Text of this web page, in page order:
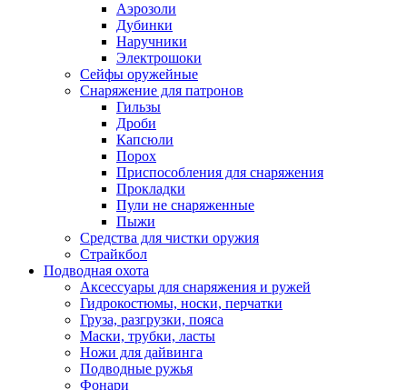
Аэрозоли
Дубинки
Наручники
Электрошоки
Сейфы оружейные
Снаряжение для патронов
Гильзы
Дроби
Капсюли
Порох
Приспособления для снаряжения
Прокладки
Пули не снаряженные
Пыжи
Средства для чистки оружия
Страйкбол
Подводная охота
Аксессуары для снаряжения и ружей
Гидрокостюмы, носки, перчатки
Груза, разгрузки, пояса
Маски, трубки, ласты
Ножи для дайвинга
Подводные ружья
Фонари